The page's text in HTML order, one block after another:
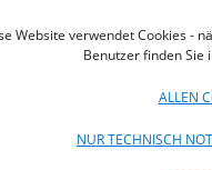
Website verwendet Cookies -
Benutzer finden Sie
ALLEN
NUR TECHNISCH